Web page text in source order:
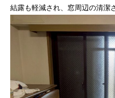
結露も軽減され、窓周辺の清潔